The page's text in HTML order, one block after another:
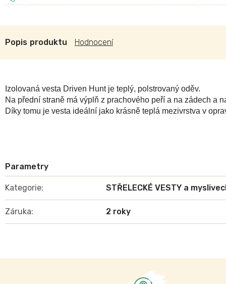
Popis Hodnocení
Izolovaná vesta Driven Hunt je teplý, polstrovaný oděv.
Na přední straně má výplň z prachového peří a na zádech
Díky tomu je vesta ideální jako krásně teplá mezivrstva v
Kategorie: STŘELECKÉ VESTY a
Záruka: 2 roky